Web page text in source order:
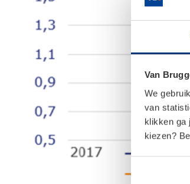
Van
We
van
klikken ga
kiezen?